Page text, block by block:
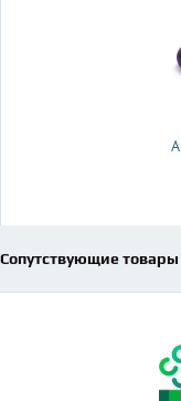
Сопутствующие товары